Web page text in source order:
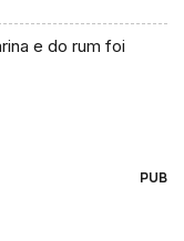
e do rum foi
PUB